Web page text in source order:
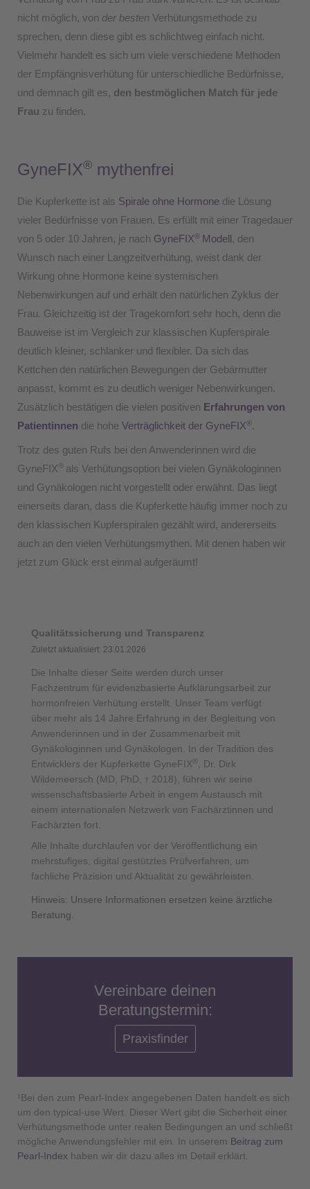
nicht möglich, von der besten Verhütungsmethode zu
sprechen, denn diese gibt es schlichtweg einfach nicht.
Vielmehr handelt es sich um viele verschiedene Methoden
der Empfängnisverhütung für unterschiedliche Bedürfnisse,
und demnach gilt es, den bestmöglichen Match für jede
Frau zu finden.
GyneFIX® mythenfrei
Die Kupferkette ist als Spirale ohne Hormone die Lösung
vieler Bedürfnisse von Frauen. Es erfüllt mit einer Tragedauer
von 5 oder 10 Jahren, je nach GyneFIX® Modell , den
Wunsch nach einer Langzeitverhütung, weist dank der
Wirkung ohne Hormone keine systemischen
Nebenwirkungen auf und erhält den natürlichen Zyklus der
Frau. Gleichzeitig ist der Tragekomfort sehr hoch, denn die
Bauweise ist im Vergleich zur klassischen Kupferspirale
deutlich kleiner, schlanker und flexibler. Da sich das
Kettchen den natürlichen Bewegungen der Gebärmutter
anpasst, kommt es zu deutlich weniger Nebenwirkungen.
Zusätzlich bestätigen die vielen positiven Erfahrungen von
Patientinnen die hohe Verträglichkeit der GyneFIX®.
Trotz des guten Rufs bei den Anwenderinnen wird die
GyneFIX ® als Verhütungsoption bei vielen Gynäkologinnen
und Gynäkologen nicht vorgestellt oder erwähnt. Das liegt
einerseits daran, dass die Kupferkette häufig immer noch zu
den klassischen Kupferspiralen gezählt wird, andererseits
auch an den vielen Verhütungsmythen. Mit denen haben wir
jetzt zum Glück erst einmal aufgeräumt!
Qualitätssicherung und Transparenz
Zuletzt aktualisiert: 23.01.2026
Die Inhalte dieser Seite werden durch unser
Fachzentrum für evidenzbasierte Aufklärungsarbeit zur
hormonfreien Verhütung erstellt. Unser Team verfügt
über mehr als 14 Jahre Erfahrung in der Begleitung von
Anwenderinnen und in der Zusammenarbeit mit
Gynäkologinnen und Gynäkologen. In der Tradition des
Entwicklers der Kupferkette GyneFIX ®
, Dr. Dirk
Wildemeersch (MD, PhD,
† 2018), führen wir seine
wissenschaftsbasierte Arbeit in engem Austausch mit
einem internationalen Netzwerk von Fachärztinnen und
Fachärzten fort.
Alle Inhalte durchlaufen vor der Veröffentlichung ein
mehrstufiges, digital gestütztes Prüfverfahren, um
fachliche Präzision und Aktualität zu gewährleisten.
Hinweis: Unsere Informationen ersetzen keine ärztliche
Beratung.
Vereinbare deinen
Beratungstermin:
Praxisfinder
¹Bei den zum Pearl-Index angegebenen Daten handelt es sich
um den typical-use Wert. Dieser Wert gibt die Sicherheit einer
Verhütungsmethode unter realen Bedingungen an und schließt
mögliche Anwendungsfehler mit ein. In unserem Beitrag zum
Pearl-Index haben wir dir dazu alles im Detail erklärt.